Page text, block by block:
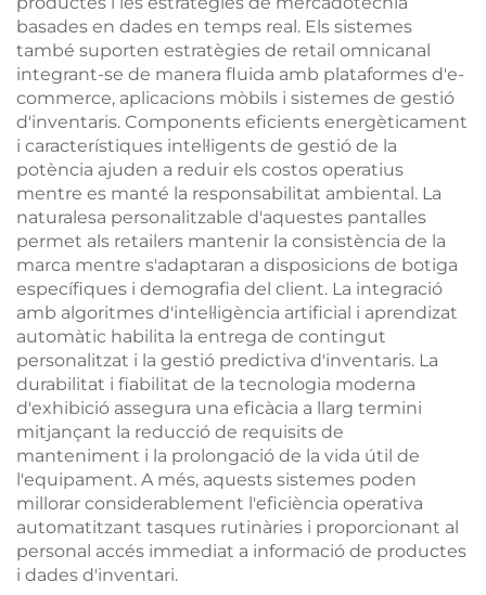
basades en dades en temps real. Els sistemes
també suporten estratègies de retail omnicanal
integrant-se de manera fluida amb plataformes d'e-
commerce, aplicacions mòbils i sistemes de gestió
d'inventaris. Components eficients energèticament
i característiques intel·ligents de gestió de la
potència ajuden a reduir els costos operatius
mentre es manté la responsabilitat ambiental. La
naturalesa personalitzable d'aquestes pantalles
permet als retailers mantenir la consistència de la
marca mentre s'adaptaran a disposicions de botiga
específiques i demografia del client. La integració
amb algoritmes d'intel·ligència artificial i aprendizat
automàtic habilita la entrega de contingut
personalitzat i la gestió predictiva d'inventaris. La
durabilitat i fiabilitat de la tecnologia moderna
d'exhibició assegura una eficàcia a llarg termini
mitjançant la reducció de requisits de
manteniment i la prolongació de la vida útil de
l'equipament. A més, aquests sistemes poden
millorar considerablement l'eficiència operativa
automatitzant tasques rutinàries i proporcionant al
personal accés immediat a informació de productes
i dades d'inventari.